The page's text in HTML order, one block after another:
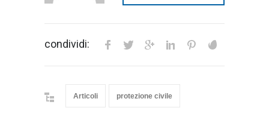
condividi:
Articoli protezione civile